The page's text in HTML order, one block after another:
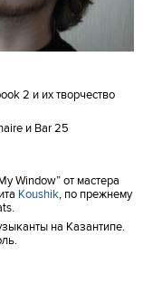
2 и их творчество
и Bar 25
Window” от мастера
Koushik, по прежнему
на Казантипе.